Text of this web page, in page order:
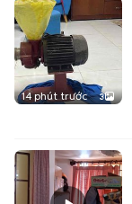
14 phút trước 3